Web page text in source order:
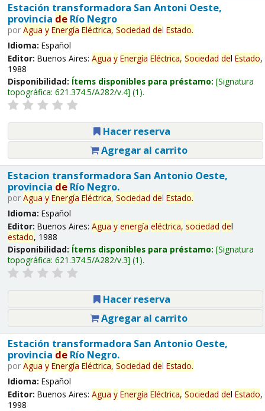
Estación transformadora San Antoni Oeste,
provincia deRío Negro
por Agua y Energía Eléctrica, Sociedad del Estado.
Idioma: Español
Editor: Buenos Aires: Agua y Energía Eléctrica, Sociedad del Estado,
1988
Disponibilidad: Ítems disponibles para préstamo: Signatura
topográfica: 621.374.5/A282/v.4 (1).
Hacer reserva
Agregar al carrito
Estacion transformadora San Antonio Oeste,
provincia deRío Negro.
por Agua y Energía Eléctrica, Sociedad del Estado.
Idioma: Español
Editor: Buenos Aires: Agua y energía eléctrica, sociedad del
estado, 1988
Disponibilidad: Ítems disponibles para préstamo: Signatura
topográfica: 621.374.5/A282/v.3 (1).
Hacer reserva
Agregar al carrito
Estación transformadora San Antonio Oeste,
provincia deRío Negro.
por Agua y Energía Eléctrica, Sociedad del Estado.
Idioma: Español
Editor: Buenos Aires: Agua y Energía Eléctrica, Sociedad del Estado,
1998